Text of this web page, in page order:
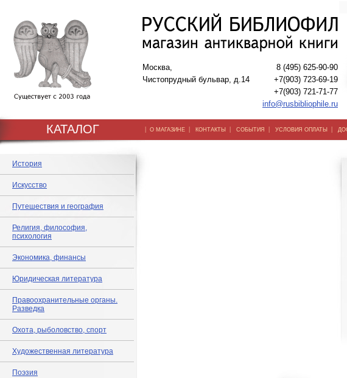
Москва,
Чистопрудный бульвар, д.14
8 (495) 625-90-90
+7(903) 723-69-19
+7(903) 721-71-77
info@rusbibliophile.ru
КАТАЛОГ | О МАГАЗИНЕ | КОНТАКТЫ | СОБЫТИЯ | УСЛОВИЯ ОПЛАТЫ |
История
Искусство
Путешествия и география
Религия, философия,
психология
Экономика, финансы
Юридическая литература
Правоохранительные органы.
Разведка
Охота, рыболовство, спорт
Художественная литература
Поэзия